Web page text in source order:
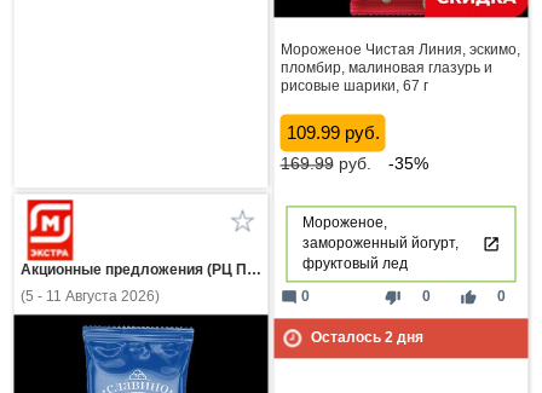
Мороженое Чистая Линия, эскимо,
пломбир, малиновая глазурь и
рисовые шарики, 67 г
109.99 руб.
169.99руб. -35%
Мороженое,
замороженный йогурт,
фруктовый лед
thumb_down 0 thumb_up 0
mode_comment 0
Осталось 2дня
Акционные предложения (РЦ Пнз)
(5 - 11 Августа 2026)